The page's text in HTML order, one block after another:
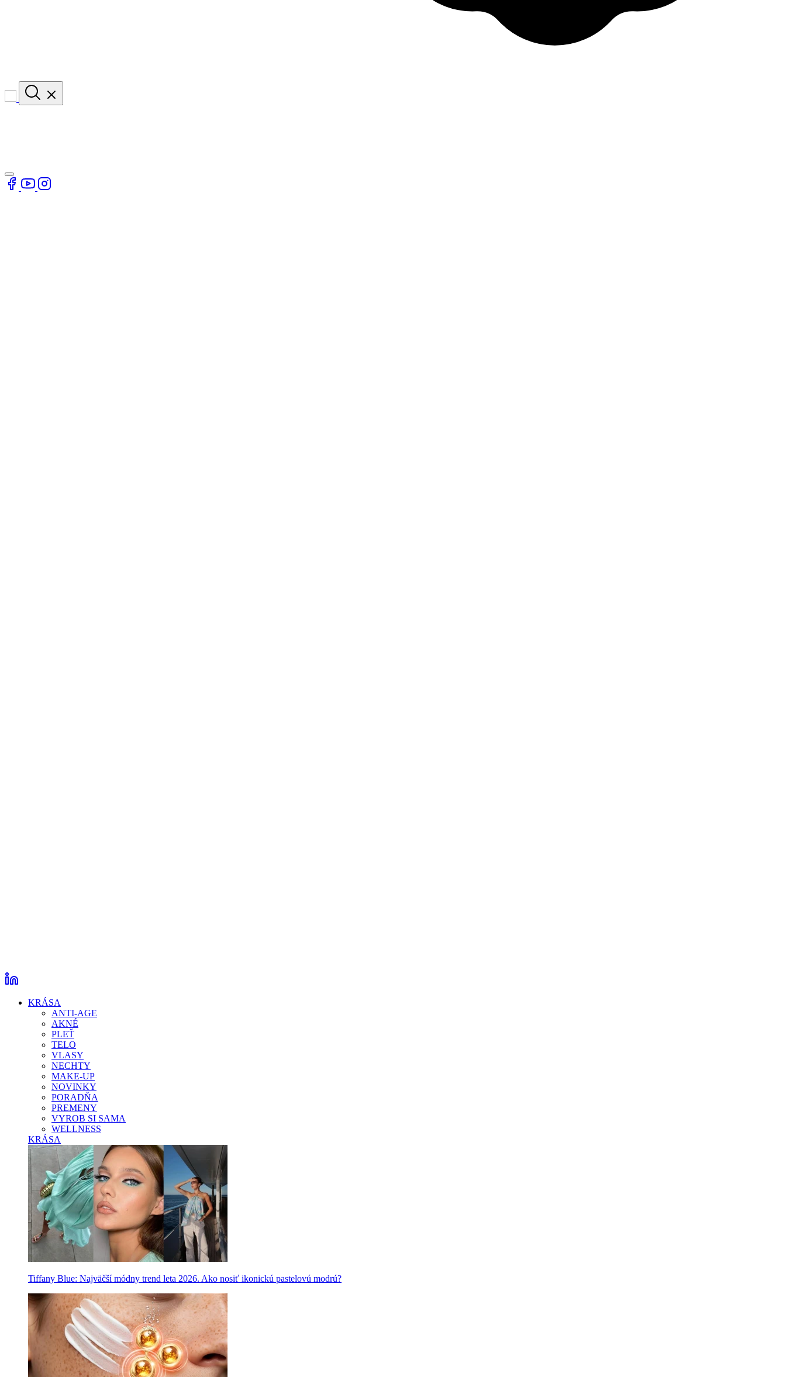
KRÁSA
ANTI-AGE
AKNÉ
PLEŤ
TELO
VLASY
NECHTY
MAKE-UP
NOVINKY
PORADŇA
PREMENY
VYROB SI SAMA
WELLNESS
KRÁSA
Tiffany Blue: Najväčší módny trend leta 2026. Ako nosiť ikonickú pastelovú modrú?